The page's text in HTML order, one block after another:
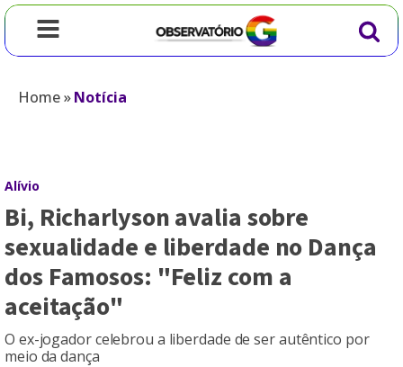
Home»Notícia
Alívio
Bi, Richarlyson avalia sobre
sexualidade e liberdade no Dança
dos Famosos: "Feliz com a
aceitação"
O ex-jogador celebrou a liberdade de ser autêntico por
meio da dança